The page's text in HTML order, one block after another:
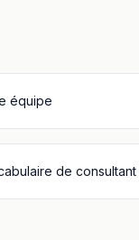
équipe
de consultant